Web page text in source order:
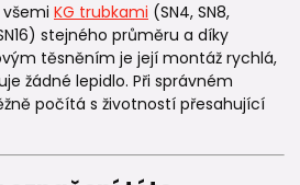
KG trubkami (SN4, SN8,
stejného průměru a díky
těsněním je její montáž rychlá,
žádné lepidlo. Při správném
počítá s životností přesahující